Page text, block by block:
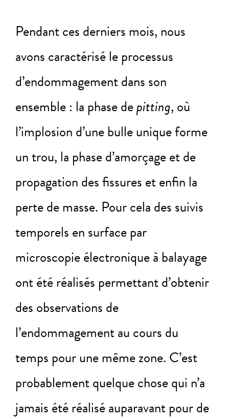
Pendant ces derniers mois, nous
avons caractérisé le processus
d’endommagement dans son
ensemble : la phase depitting, où
l’implosion d’une bulle unique forme
un trou, la phase d’amorçage et de
propagation des fissures et enfin la
perte de masse. Pour cela des suivis
temporels en surface par
microscopie électronique à balayage
ont été réalisés permettant d’obtenir
des observations de
l’endommagement au cours du
temps pour une même zone. C’est
probablement quelque chose qui n’a
jamais été réalisé auparavant pour de